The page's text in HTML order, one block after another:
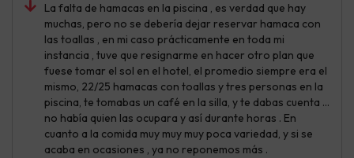
La falta de hamacas en la piscina , es verdad que hay
muchas, pero no se debería dejar reservar hamaca con
las toallas , en mi caso prácticamente en toda mi
instancia , tuve que resignarme en hacer otro plan que
fuese tomar el sol en el hotel, el promedio siempre era el
mismo, 22/25 hamacas con toallas y tres personas en la
piscina, te tomabas un café en la silla, y te dabas cuenta …
no había quien las ocupara y así durante horas . En
cuanto a la comida muy muy muy poca variedad, y si se
acaba en ocasiones , ya no reponemos más .